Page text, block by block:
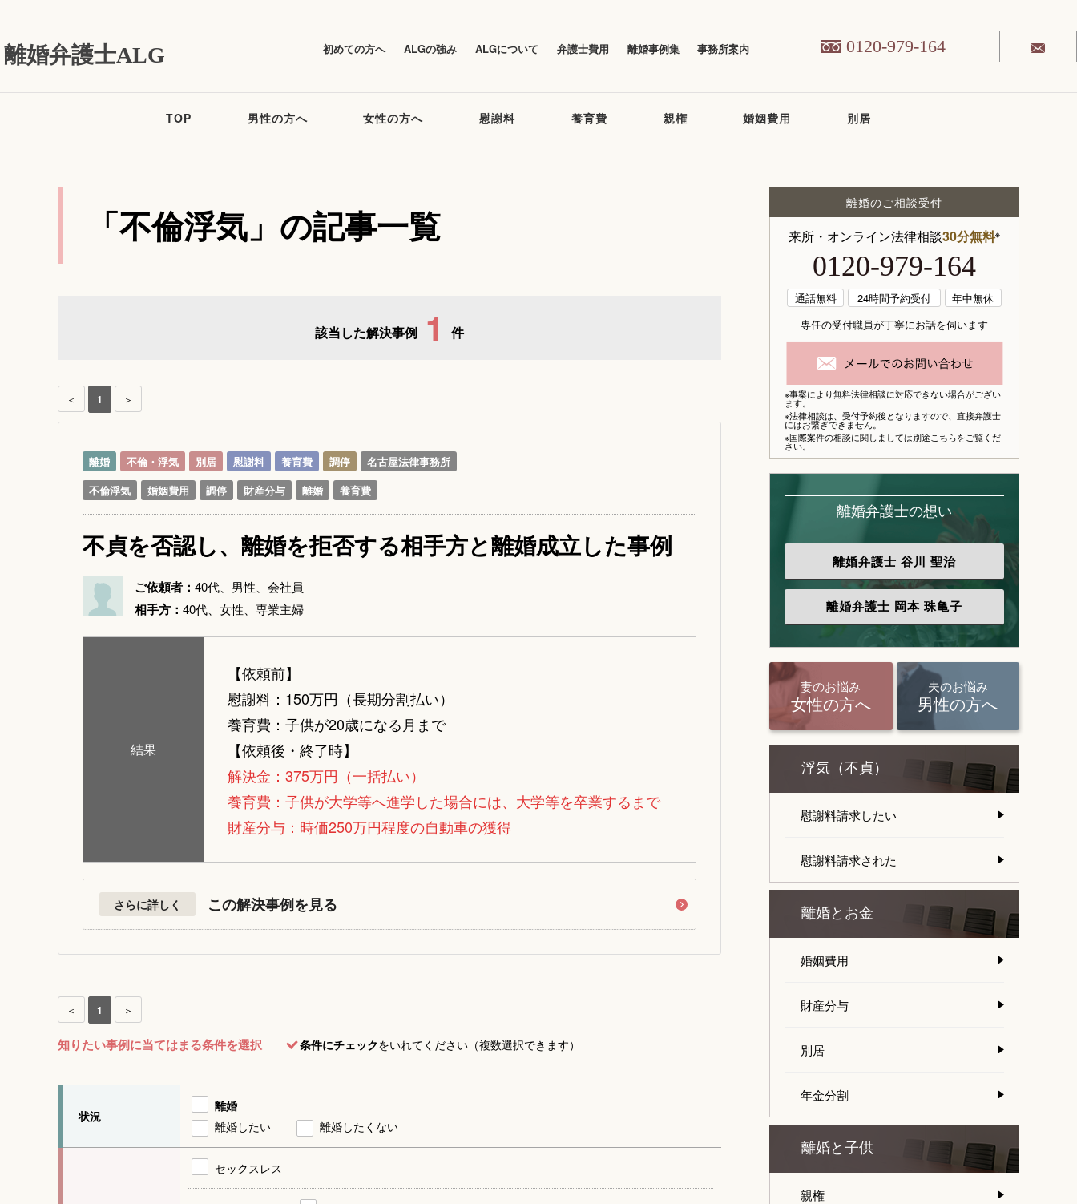
離婚弁護士ALG 初めての方へ ALGの強み ALGについて 弁護士費用 離婚事例集 事務所案内 0120-979-164
TOP 男性の方へ 女性の方へ 慰謝料 養育費 親権 婚姻費用 別居
「不倫浮気」の記事一覧
該当した解決事例 1 件
＜ 1 ＞
離婚 不倫・浮気 別居 慰謝料 養育費 調停
名古屋法律事務所
不倫浮気
婚姻費用 調停 財産分与 離婚 養育費
不貞を否認し、離婚を拒否する相手方と離婚成立した事例
ご依頼者： 40代、男性、会社員
相手方： 40代、女性、専業主婦
結果
【依頼前】
慰謝料：150万円（長期分割払い）
養育費：子供が20歳になる月まで
【依頼後・終了時】
解決金：375万円（一括払い）
養育費：子供が大学等へ進学した場合には、大学等を卒業するまで
財産分与：時価250万円程度の自動車の獲得
さらに詳しく この解決事例を見る
＜ 1 ＞
知りたい事例に当てはまる条件を選択 条件にチェックをいれてください（複数選択できます）
状況
離婚
離婚したい
離婚したくない
セックスレス
離婚のご相談受付
来所・オンライン法律相談30分無料※
0120-979-164
通話無料 24時間予約受付
年中無休
専任の受付職員が丁寧にお話を伺います
※事案により無料法律相談に対応できない場合がござい
ます。
※法律相談は、 受付予約後となりますので、 直接弁護士
にはお繋ぎできません。
※国際案件の相談に関しましては別途こちらをご覧くだ
さい。
離婚弁護士の想い
離婚弁護士 谷川 聖治
離婚弁護士 岡本 珠亀子
妻のお悩み
女性の方へ
夫のお悩み
男性の方へ
浮気（不貞）
慰謝料請求したい
慰謝料請求された
離婚とお金
婚姻費用
財産分与
別居
年金分割
離婚と子供
親権